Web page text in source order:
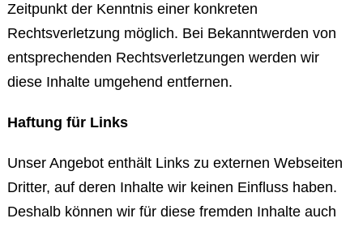
Zeitpunkt der Kenntnis einer konkreten
Rechtsverletzung möglich. Bei Bekanntwerden von
entsprechenden Rechtsverletzungen werden wir
diese Inhalte umgehend entfernen.
Haftung für Links
Unser Angebot enthält Links zu externen Webseiten
Dritter, auf deren Inhalte wir keinen Einfluss haben.
Deshalb können wir für diese fremden Inhalte auch